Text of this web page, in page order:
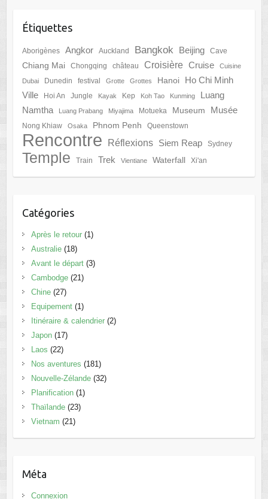
Étiquettes
Aborigènes Angkor Auckland Bangkok Beijing Cave
Chiang Mai Chongqing château Croisière Cruise Cuisine
Dubai Dunedin festival Grotte Grottes Hanoi
Ho Chi Minh
Ville
Hoi An Jungle Kayak Kep Koh Tao Kunming
Luang
Namtha
Luang Prabang Miyajima Motueka Museum Musée
Nong Khiaw Osaka Phnom Penh Queenstown
Rencontre Réflexions Siem Reap Sydney
Temple Train Trek Vientiane Waterfall Xi'an
Catégories
Après le retour(1)
Australie(18)
Avant le départ(3)
Cambodge(21)
Chine(27)
Equipement(1)
Itinéraire & calendrier(2)
Japon(17)
Laos (22)
Nos aventures (181)
Nouvelle-Zélande(32)
Planification(1)
Thaïlande(23)
Vietnam (21)
Méta
Connexion